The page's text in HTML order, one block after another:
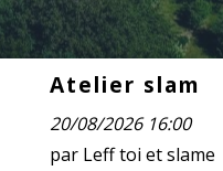
Août Atelier slam
20/08/2026 16:00
par Leff toi et slame